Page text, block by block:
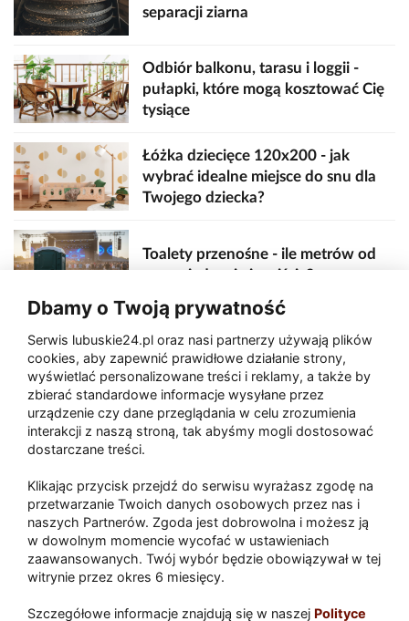
separacji ziarna
Odbiór balkonu, tarasu i loggii -
pułapki, które mogą kosztować Cię
tysiące
Łóżka dziecięce 120x200 - jak
wybrać idealne miejsce do snu dla
Twojego dziecka?
Toalety przenośne - ile metrów od
sceny, jedzenia i wejścia?
Zaatakował seniora na "kwadracie"
Akcja po pożarze w Gorzowie.
Ruszyła rozbiórka ściany spalonej
Paliwa
Raport Dodaj raport
Sport
Dbamy o Twoją prywatność
Serwis lubuskie24.pl oraz nasi partnerzy używają plików
cookies, aby zapewnić prawidłowe działanie strony,
wyświetlać personalizowane treści i reklamy, a także by
zbierać standardowe informacje wysyłane przez
urządzenie czy dane przeglądania w celu zrozumienia
interakcji z naszą stroną, tak abyśmy mogli dostosować
dostarczane treści.
Klikając przycisk przejdź do serwisu wyrażasz zgodę na
przetwarzanie Twoich danych osobowych przez nas i
naszych Partnerów. Zgoda jest dobrowolna i możesz ją
w dowolnym momencie wycofać w ustawieniach
zaawansowanych. Twój wybór będzie obowiązywał w tej
witrynie przez okres 6 miesięcy.
Szczegółowe informacje znajdują się w naszej Polityce